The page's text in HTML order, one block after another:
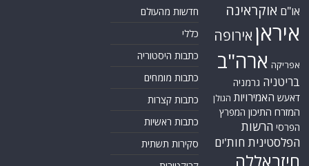
או"ם אוקראינה
איראן אירופה
אפריקה ארה"ב
בריטניה גרמניה
דאעש האמירויות הגולן
המזרח התיכון המפרץ
הפרסי הרשות
הפלסטינית חות'ים
חדשות מהעולם
כללי
כתבות היסטוריה
כתבות מומחים
כתבות קצרות
כתבות ראשיות
סקירות תשתית